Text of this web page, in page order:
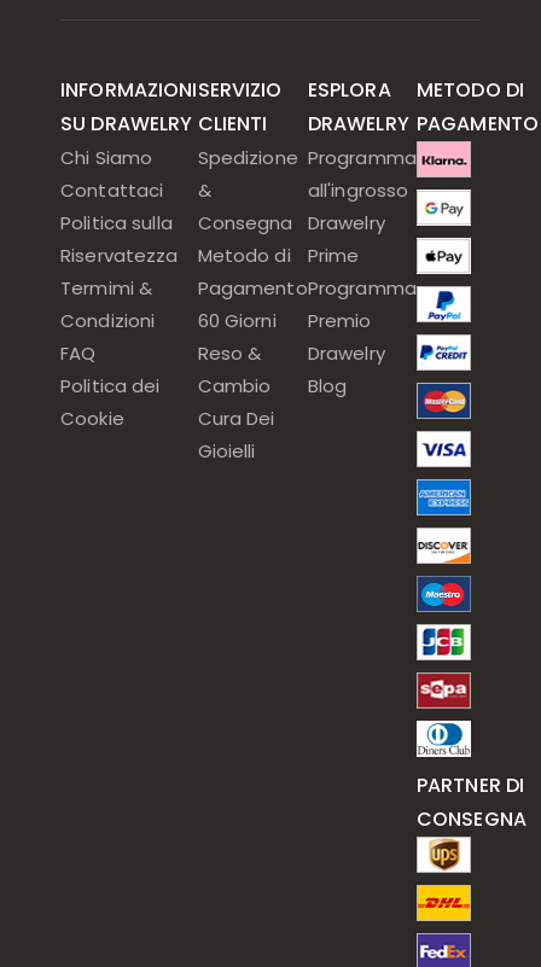
INFORMAZIONI
SU DRAWELRY
Chi Siamo
Contattaci
Politica sulla
Riservatezza
Termimi &
Condizioni
FAQ
Politica dei
Cookie
SERVIZIO
CLIENTI
Spedizione
&
Consegna
Metodo di
Pagamento
60 Giorni
Reso &
Cambio
Cura Dei
Gioielli
ESPLORA
DRAWELRY
Programma
all'ingrosso
Drawelry
Prime
Programma
Premio
Drawelry
Blog
METODO DI
PAGAMENTO
PARTNER DI
CONSEGNA